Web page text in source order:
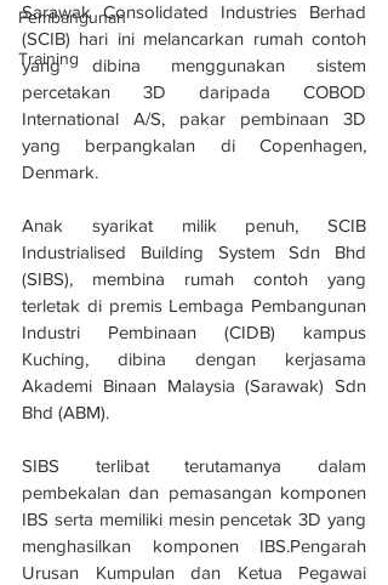
Pembangunan
Training
Sarawak Consolidated Industries Berhad
(SCIB) hari ini melancarkan rumah contoh
yang dibina menggunakan sistem
percetakan 3D daripada COBOD
International A/S, pakar pembinaan 3D
yang berpangkalan di Copenhagen,
Denmark.
Anak syarikat milik penuh, SCIB
Industrialised Building System Sdn Bhd
(SIBS), membina rumah contoh yang
terletak di premis Lembaga Pembangunan
Industri Pembinaan (CIDB) kampus
Kuching, dibina dengan kerjasama
Akademi Binaan Malaysia (Sarawak) Sdn
Bhd (ABM).
SIBS terlibat terutamanya dalam
pembekalan dan pemasangan komponen
IBS serta memiliki mesin pencetak 3D yang
menghasilkan komponen IBS.Pengarah
Urusan Kumpulan dan Ketua Pegawai